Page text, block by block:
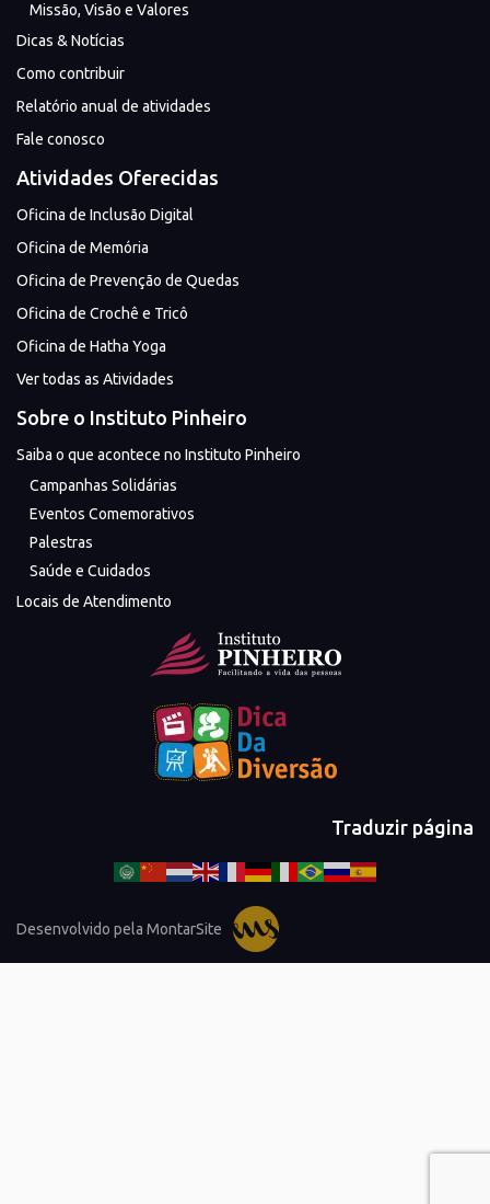
Missão, Visão e Valores
Dicas & Notícias
Como contribuir
Relatório anual de atividades
Fale conosco
Atividades Oferecidas
Oficina de Inclusão Digital
Oficina de Memória
Oficina de Prevenção de Quedas
Oficina de Crochê e Tricô
Oficina de Hatha Yoga
Ver todas as Atividades
Sobre o Instituto Pinheiro
Saiba o que acontece no Instituto Pinheiro
Campanhas Solidárias
Eventos Comemorativos
Palestras
Saúde e Cuidados
Locais de Atendimento
Traduzir página
Desenvolvido pela MontarSite